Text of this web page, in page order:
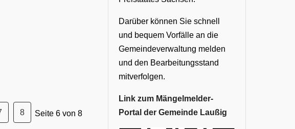
Seite 6 von 8
8
Darüber können Sie schnell
und bequem Vorfälle an die
Gemeindeverwaltung melden
und den Bearbeitungsstand
mitverfolgen.
Link zum Mängelmelder-
Portal der Gemeinde Laußig